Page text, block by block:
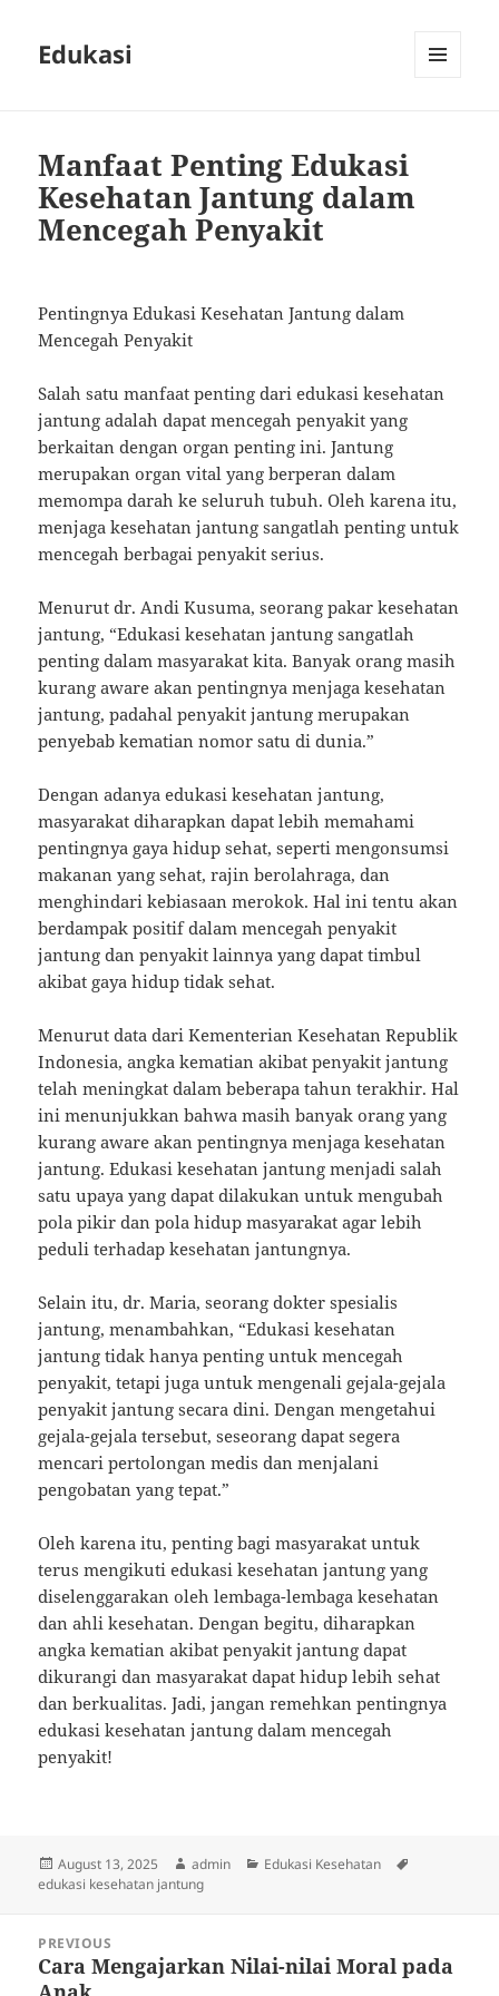
Edukasi
Manfaat Penting Edukasi
Kesehatan Jantung dalam
Mencegah Penyakit
Pentingnya Edukasi Kesehatan Jantung dalam
Mencegah Penyakit
Salah satu manfaat penting dari edukasi kesehatan
jantung adalah dapat mencegah penyakit yang
berkaitan dengan organ penting ini. Jantung
merupakan organ vital yang berperan dalam
memompa darah ke seluruh tubuh. Oleh karena itu,
menjaga kesehatan jantung sangatlah penting untuk
mencegah berbagai penyakit serius.
Menurut dr. Andi Kusuma, seorang pakar kesehatan
jantung, “Edukasi kesehatan jantung sangatlah
penting dalam masyarakat kita. Banyak orang masih
kurang aware akan pentingnya menjaga kesehatan
jantung, padahal penyakit jantung merupakan
penyebab kematian nomor satu di dunia.”
Dengan adanya edukasi kesehatan jantung,
masyarakat diharapkan dapat lebih memahami
pentingnya gaya hidup sehat, seperti mengonsumsi
makanan yang sehat, rajin berolahraga, dan
menghindari kebiasaan merokok. Hal ini tentu akan
berdampak positif dalam mencegah penyakit
jantung dan penyakit lainnya yang dapat timbul
akibat gaya hidup tidak sehat.
Menurut data dari Kementerian Kesehatan Republik
Indonesia, angka kematian akibat penyakit jantung
telah meningkat dalam beberapa tahun terakhir. Hal
ini menunjukkan bahwa masih banyak orang yang
kurang aware akan pentingnya menjaga kesehatan
jantung. Edukasi kesehatan jantung menjadi salah
satu upaya yang dapat dilakukan untuk mengubah
pola pikir dan pola hidup masyarakat agar lebih
peduli terhadap kesehatan jantungnya.
Selain itu, dr. Maria, seorang dokter spesialis
jantung, menambahkan, “Edukasi kesehatan
jantung tidak hanya penting untuk mencegah
penyakit, tetapi juga untuk mengenali gejala-gejala
penyakit jantung secara dini. Dengan mengetahui
gejala-gejala tersebut, seseorang dapat segera
mencari pertolongan medis dan menjalani
pengobatan yang tepat.”
Oleh karena itu, penting bagi masyarakat untuk
terus mengikuti edukasi kesehatan jantung yang
diselenggarakan oleh lembaga-lembaga kesehatan
dan ahli kesehatan. Dengan begitu, diharapkan
angka kematian akibat penyakit jantung dapat
dikurangi dan masyarakat dapat hidup lebih sehat
dan berkualitas. Jadi, jangan remehkan pentingnya
edukasi kesehatan jantung dalam mencegah
penyakit!
Posted
on
August 13, 2025 Author
admin Categories
Edukasi Kesehatan
edukasi kesehatan jantung
navigation
PREVIOUS
Previous
Cara Mengajarkan Nilai-nilai Moral pada